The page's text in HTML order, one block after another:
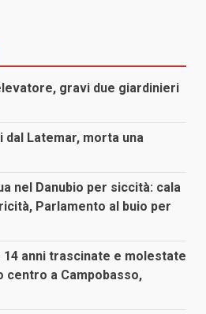
gravi due giardinieri
Latemar, morta una
nel Danubio per siccità: cala
Parlamento al buio per
14 anni trascinate e molestate
centro a Campobasso,